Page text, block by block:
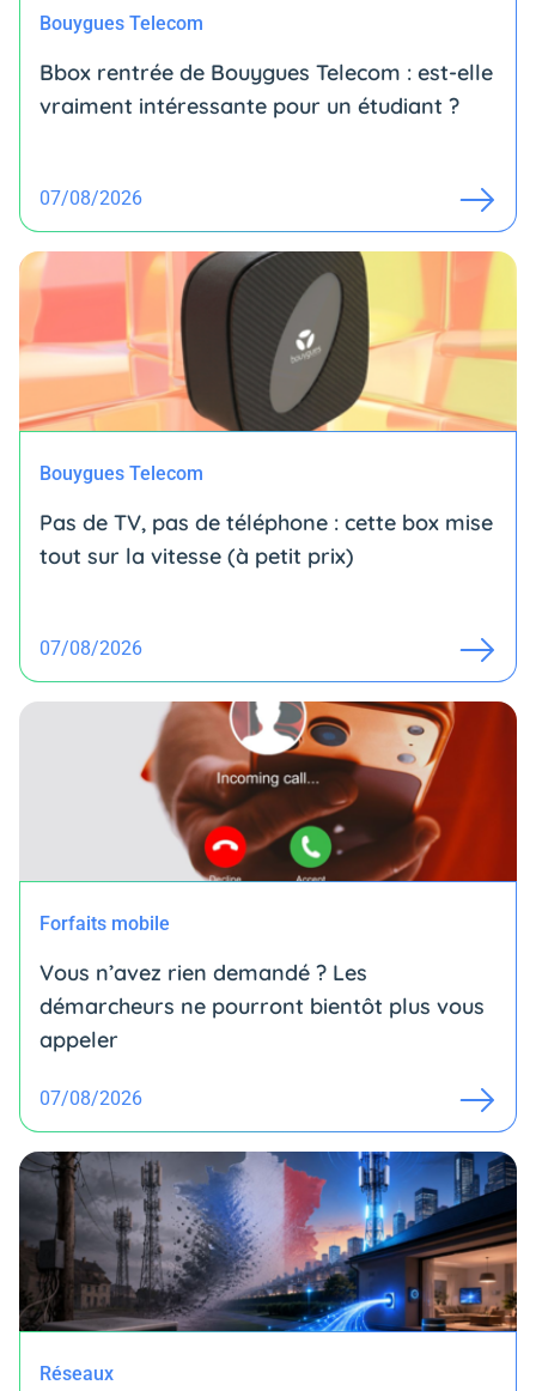
Bouygues Telecom
Bbox rentrée de Bouygues Telecom : est-elle
vraiment intéressante pour un étudiant ?
07/08/2026
Bouygues Telecom
Pas de TV, pas de téléphone : cette box mise
tout sur la vitesse (à petit prix)
07/08/2026
Forfaits mobile
Vous n’avez rien demandé ? Les
démarcheurs ne pourront bientôt plus vous
appeler
07/08/2026
Réseaux